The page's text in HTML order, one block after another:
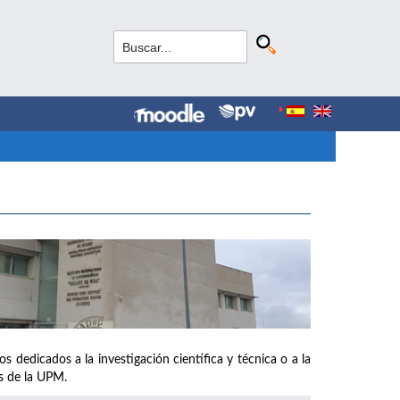
dedicados a la investigación científica y técnica o a la
de la UPM.